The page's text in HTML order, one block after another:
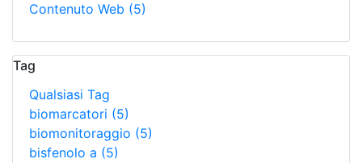
Contenuto Web (5)
Tag
Qualsiasi Tag
biomarcatori (5)
biomonitoraggio (5)
bisfenolo a (5)